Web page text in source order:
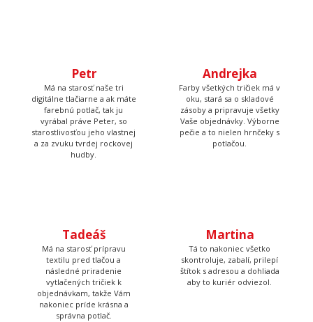
Petr
Má na starosť naše tri
digitálne tlačiarne a ak máte
farebnú potlač, tak ju
vyrábal práve Peter, so
starostlivosťou jeho vlastnej
a za zvuku tvrdej rockovej
hudby.
Andrejka
Farby všetkých tričiek má v
oku, stará sa o skladové
zásoby a pripravuje všetky
Vaše objednávky. Výborne
pečie a to nielen hrnčeky s
potlačou.
Tadeáš
Má na starosť prípravu
textilu pred tlačou a
následné priradenie
vytlačených tričiek k
objednávkam, takže Vám
nakoniec príde krásna a
správna potlač.
Martina
Tá to nakoniec všetko
skontroluje, zabalí, prilepí
štítok s adresou a dohliada
aby to kuriér odviezol.